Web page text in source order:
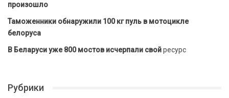
произошло
Таможенники обнаружили 100 кг пуль в мотоцикле
белоруса
В Беларуси уже 800 мостов исчерпали свойресурс
Рубрики